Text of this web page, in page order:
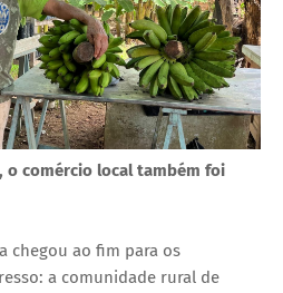
o comércio local também foi
chegou ao fim para os
a comunidade rural de